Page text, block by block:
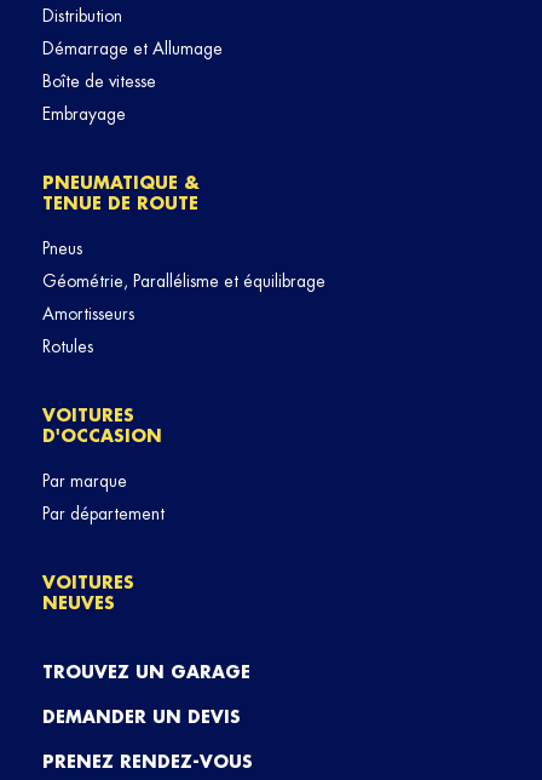
Distribution
Démarrage et Allumage
Boîte de vitesse
Embrayage
PNEUMATIQUE &
TENUE DE ROUTE
Pneus
Géométrie, Parallélisme et équilibrage
Amortisseurs
Rotules
VOITURES
D'OCCASION
Par marque
Par département
VOITURES
NEUVES
TROUVEZ UN GARAGE
DEMANDER UN DEVIS
PRENEZ RENDEZ-VOUS